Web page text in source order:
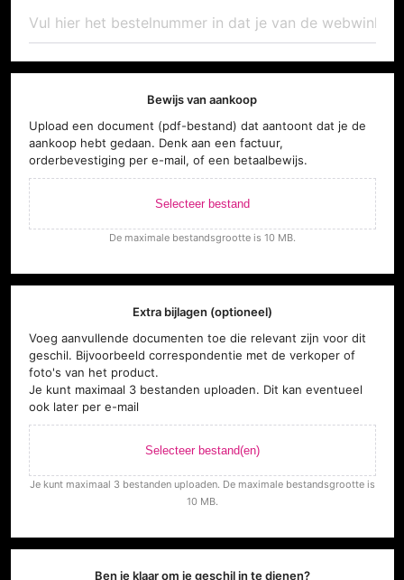
Bewijs van aankoop
Upload een document (pdf-bestand) dat aantoont dat je de
aankoop hebt gedaan. Denk aan een factuur,
orderbevestiging per e-mail, of een betaalbewijs.
Selecteer bestand
De maximale bestandsgrootte is 10 MB.
Extra bijlagen (optioneel)
Voeg aanvullende documenten toe die relevant zijn voor dit
geschil. Bijvoorbeeld correspondentie met de verkoper of
foto's van het product.
Je kunt maximaal 3 bestanden uploaden. Dit kan eventueel
ook later per e-mail
Selecteer bestand(en)
Je kunt maximaal 3 bestanden uploaden. De maximale bestandsgrootte is
10 MB.
Ben je klaar om je geschil in te dienen?